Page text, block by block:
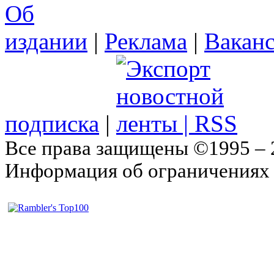
Об
издании | Реклама |
подписка |
Все права защищены ©1995 –
Информация об